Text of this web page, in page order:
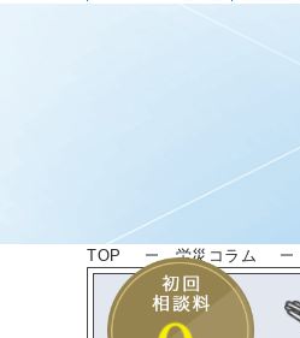
TOP 労災コラム